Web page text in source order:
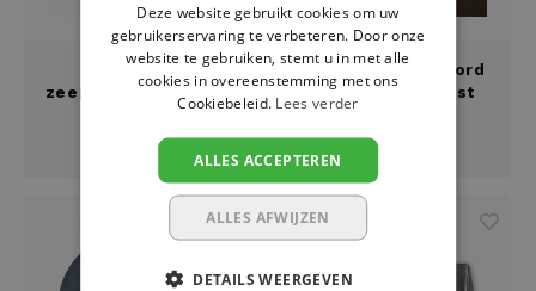
Gegraveerde
zeeppomp met tekst
en illustratie
€24,95
Bedrukt sleutelbord
met foto en tekst
€26,95
Deze website gebruikt cookies om uw
gebruikerservaring te verbeteren. Door onze
website te gebruiken, stemt u in met alle
cookies in overeenstemming met ons
Cookiebeleid. Lees verder
ALLES ACCEPTEREN
ALLES AFWIJZEN
DETAILS WEERGEVEN